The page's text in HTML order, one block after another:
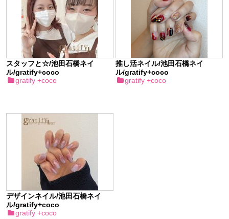
スタッフと☆/池田石橋ネイ
ル/gratify+coco
gratify +coco
推し活ネイル/池田石橋ネイ
ル/gratify+coco
gratify +coco
デザインネイル/池田石橋ネイ
ル/gratify+coco
gratify +coco